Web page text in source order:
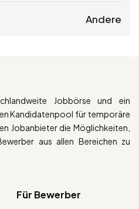
Andere
Jobbörse und ein
Kandidatenpool für temporäre
Jobanbieter die Möglichkeiten,
aus allen Bereichen zu
Für Bewerber